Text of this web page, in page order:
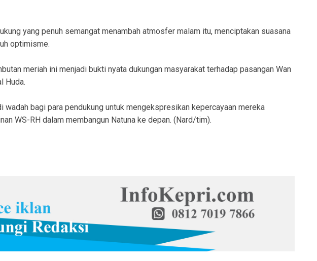
yang penuh semangat menambah atmosfer malam itu, menciptakan suasana
optimisme.
meriah ini menjadi bukti nyata dukungan masyarakat terhadap pasangan Wan
Huda.
wadah bagi para pendukung untuk mengekspresikan kepercayaan mereka
WS-RH dalam membangun Natuna ke depan. (Nard/tim).